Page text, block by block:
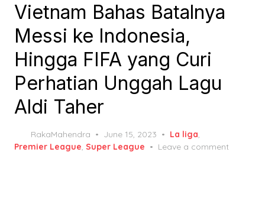
Vietnam Bahas Batalnya
Messi ke Indonesia,
Hingga FIFA yang Curi
Perhatian Unggah Lagu
Aldi Taher
RakaMahendra
Posted
on
June 15, 2023 La liga,
Premier League, Super League Leave a comment